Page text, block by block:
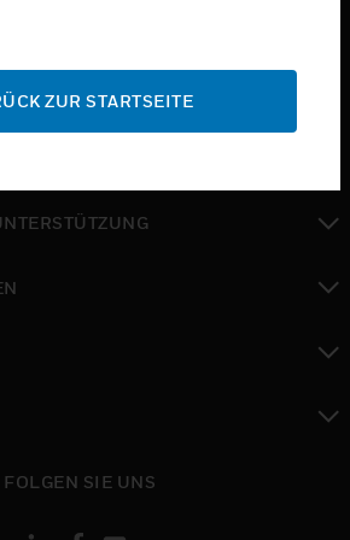
FOLGEN SIE UNS
ZUR STARTSEITE